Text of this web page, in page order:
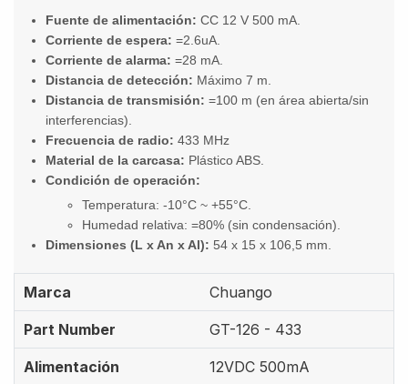
Fuente de alimentación: CC 12 V 500 mA.
Corriente de espera: =2.6uA.
Corriente de alarma: =28 mA.
Distancia de detección: Máximo 7 m.
Distancia de transmisión: =100 m (en área abierta/sin
interferencias).
Frecuencia de radio: 433 MHz
Material de la carcasa: Plástico ABS.
Condición de operación:
Temperatura: -10°C ~ +55°C.
Humedad relativa: =80% (sin condensación).
Dimensiones (L x An x Al): 54 x 15 x 106,5 mm.
Marca Chuango
Part Number GT-126 - 433
Alimentación 12VDC 500mA